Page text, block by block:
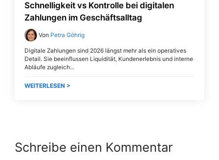
Schnelligkeit vs Kontrolle bei digitalen
Zahlungen im Geschäftsalltag
Von Petra Göhrig
Digitale Zahlungen sind 2026 längst mehr als ein operatives
Detail. Sie beeinflussen Liquidität, Kundenerlebnis und interne
Abläufe zugleich.
WEITERLESEN >
Schreibe einen Kommentar